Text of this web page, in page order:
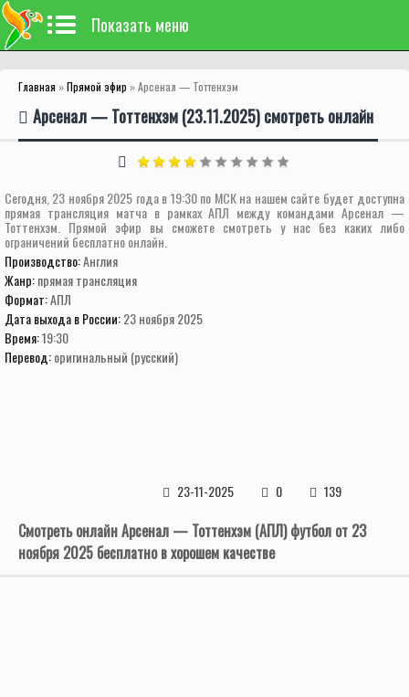
Показать меню
Главная »Прямой эфир » Арсенал — Тоттенхэм
Арсенал — Тоттенхэм (23.11.2025) смотреть онлайн
Сегодня, 23 ноября 2025 года в 19:30 по МСК на нашем сайте будет доступна
прямая трансляция матча в рамках АПЛ между командами Арсенал —
Тоттенхэм. Прямой эфир вы сможете смотреть у нас без каких либо
ограничений бесплатно онлайн.
Производство:Англия
Жанр:прямая трансляция
Формат:АПЛ
Дата выхода в России:23 ноября 2025
Время:19:30
Перевод:оригинальный (русский)
23-11-2025 0 139
Смотреть онлайн Арсенал — Тоттенхэм (АПЛ) футбол от 23
ноября 2025 бесплатно в хорошем качестве